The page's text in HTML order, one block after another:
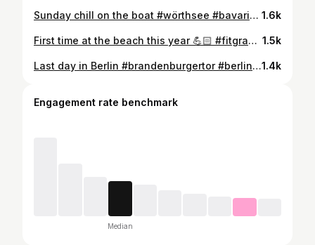
Sunday chill on the boat #wörthsee #bavarian #fitgram #instagay #posing #sixpack #bluewater #gaygram #healthy #chillin 1.6k
First time at the beach this year 💪🏻 #fitgram #instagay #speedofit #sixpack #aestetic #weekendtrip #adriaticsea #lidodidante #italytravel #swimmer #gaymenofinstagram 1.5k
Last day in Berlin #brandenburgertor #berlinmitte #hauptstadt #travelgram #instatravel #selfietime #fitguy #blondboy #wanderlust #berlintheplacetobe #smiling #germany1.4k
Engagement rate benchmark
Median